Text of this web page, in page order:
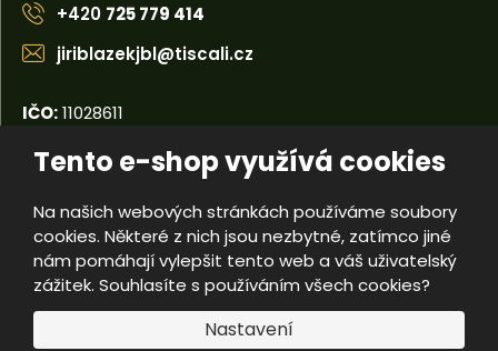
Tento e-shop využívá cookies
Na našich webových stránkách používáme soubory
cookies. Některé z nich jsou nezbytné, zatímco jiné
nám pomáhají vylepšit tento web a váš uživatelský
zážitek. Souhlasíte s používáním všech cookies?
Nastavení
+420 725 779 414
jiriblazekjbl@tiscali.cz
IČO:11028611
© 2026, Jiří Blažek
Úvodní stranaObchodní podmínkyPoradnaKontakty
Mapa stránek
e